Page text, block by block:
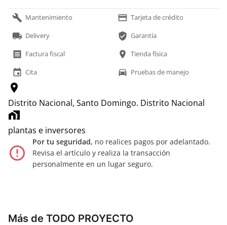
build Mantenimiento payment Tarjeta de crédito
local_shipping Delivery verified_user Garantía
receipt Factura fiscal location_on Tienda física
event Cita time_to_leave Pruebas de manejo
location_on
Distrito Nacional, Santo Domingo. Distrito Nacional
home_work
plantas e inversores
error_outline
Por tu seguridad, no realices pagos por adelantado.
Revisa el artículo y realiza la transacción
personalmente en un lugar seguro.
Más de TODO PROYECTO